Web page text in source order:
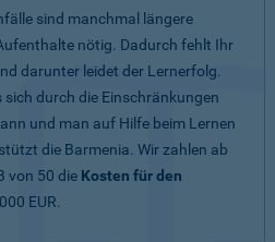
sind manchmal längere
nötig. Dadurch fehlt Ihr
darunter leidet der Lernerfolg.
sich durch die Einschränkungen
und man auf Hilfe beim Lernen
die Barmenia. Wir zahlen ab
von 50 die Kosten für den
EUR.